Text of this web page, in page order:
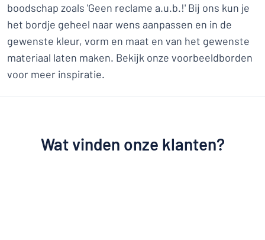
boodschap zoals 'Geen reclame a.u.b.!' Bij ons kun je
het bordje geheel naar wens aanpassen en in de
gewenste kleur, vorm en maat en van het gewenste
materiaal laten maken. Bekijk onze voorbeeldborden
voor meer inspiratie.
Wat vinden onze klanten?